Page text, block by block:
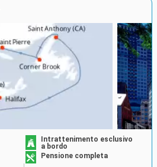
Intrattenimento esclusivo
a bordo
Pensione completa